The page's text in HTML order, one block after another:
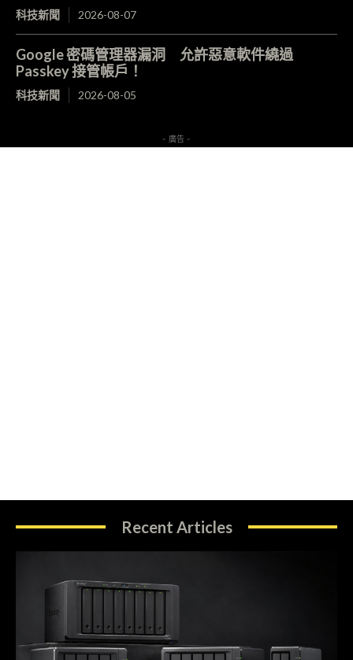
科技新聞 2026-08-07
Google 密碼管理器漏洞 允許惡意軟件繞過
Passkey 接管帳戶！
科技新聞 2026-08-05
- 廣告 -
Recent Articles